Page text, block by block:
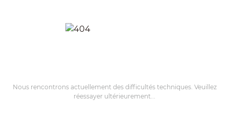
Nous rencontrons actuellement des difficultés techniques. Veuillez
réessayer ultérieurement...